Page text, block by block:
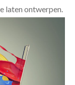
laten ontwerpen.